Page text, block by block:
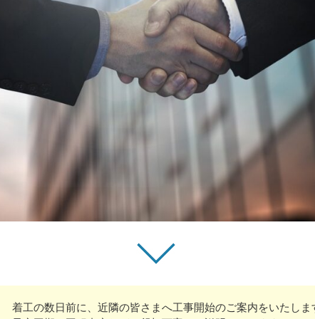
着工の数日前に、近隣の皆さまへ工事開始のご案内をいたしま